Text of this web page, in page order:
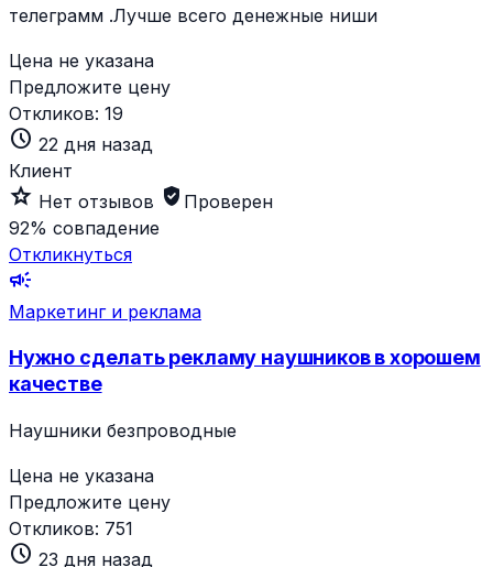
телеграмм .Лучше всего денежные ниши
Цена не указана
Предложите цену
Откликов: 19
schedule 22 дня назад
Клиент
star_outline Нет отзывов verified_user Проверен
92% совпадение
Откликнуться
campaign
Маркетинг и реклама
Нужно сделать рекламу наушников в хорошем
качестве
Наушники безпроводные
Цена не указана
Предложите цену
Откликов: 751
schedule 23 дня назад